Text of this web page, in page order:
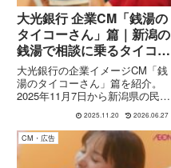
大光銀行 企業CM「銭湯の
タイコーさん」篇｜新潟の
銭湯で相談に乗るタイコー
さん
大光銀行の企業イメージCM「銭
湯のタイコーさん」篇を紹介。
2025年11月7日から新潟県の民放
各局で放映される最新作で、銭湯
を舞台に地域の人々の相談に向き
合うタイコーさんの姿を通じて
「Just My Bank！TAIKO」の想
いを描いています。
2025.11.20 2026.06.27
CM・広告